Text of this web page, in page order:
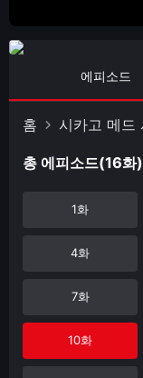
에피소드
홈
총 에피소드(16화)
1화
4화
7화
10화